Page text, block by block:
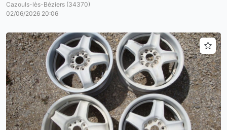
Cazouls-lès-Béziers (34370)
02/06/2026 20:06